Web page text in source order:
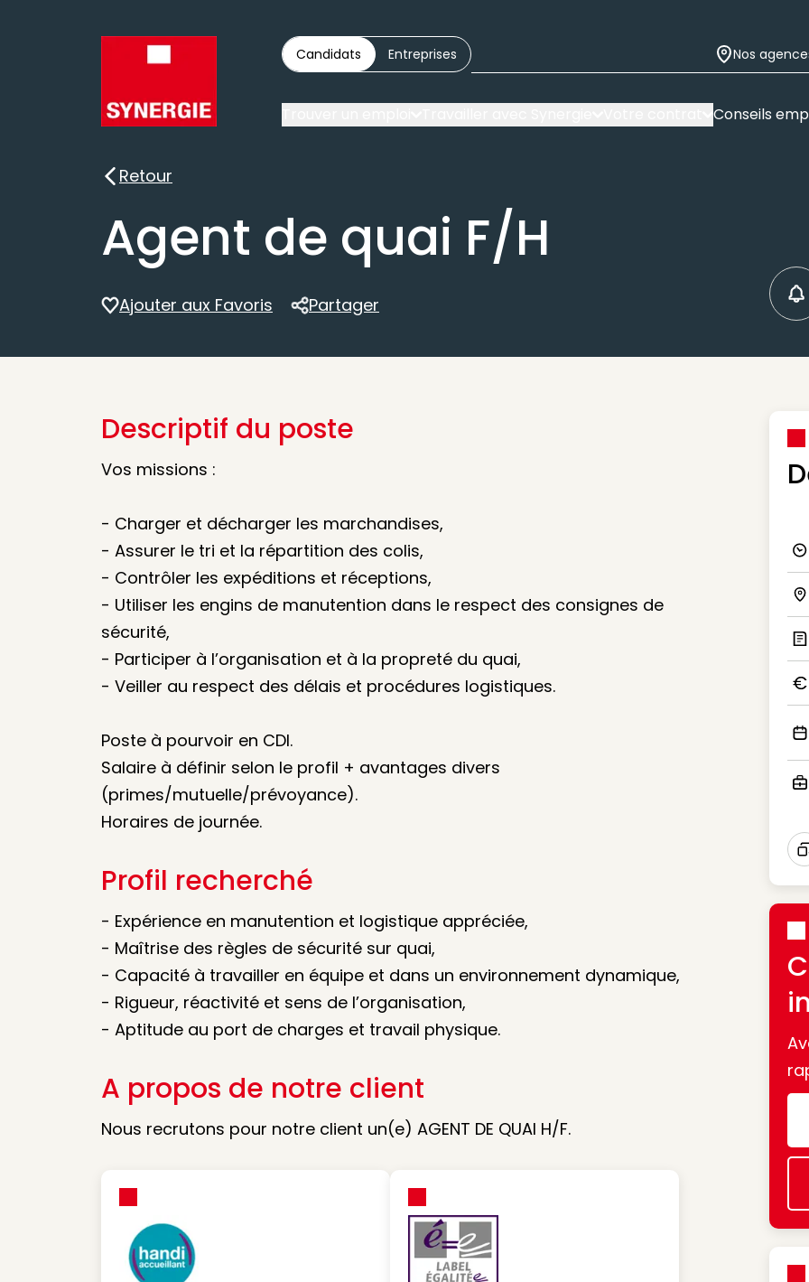
Candidats Entreprises Nos
Conseils
Retour
Retour
Agent de quai F/H
Ajouter aux Favoris
Partager
Partager
Descriptif du poste
Vos missions :
- Charger et décharger les marchandises,
- Assurer le tri et la répartition des colis,
- Contrôler les expéditions et réceptions,
- Utiliser les engins de manutention dans le respect des consignes de
sécurité,
- Participer à l’organisation et à la propreté du quai,
- Veiller au respect des délais et procédures logistiques.
Poste à pourvoir en CDI.
Salaire à définir selon le profil + avantages divers
(primes/mutuelle/prévoyance).
Horaires de journée.
Profil recherché
- Expérience en manutention et logistique appréciée,
- Maîtrise des règles de sécurité sur quai,
- Capacité à travailler en équipe et dans un environnement dynamique,
- Rigueur, réactivité et sens de l’organisation,
- Aptitude au port de charges et travail physique.
A propos de notre client
Nous recrutons pour notre client un(e) AGENT DE QUAI H/F.